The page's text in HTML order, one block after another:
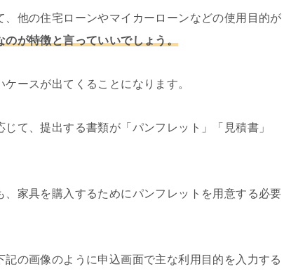
他の住宅ローンやマイカーローンなどの使用目的が
のが特徴と言っていいでしょう。
ースが出てくることになります。
て、提出する書類が「パンフレット」「見積書」
家具を購入するためにパンフレットを用意する必要
記の画像のように申込画面で主な利用目的を入力する